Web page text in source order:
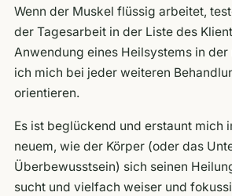
Wenn der Muskel flüssig arbeitet,
der Tagesarbeit in der Liste des
Anwendung eines Heilsystems in der
ich mich bei jeder weiteren
orientieren.
Es ist beglückend und erstaunt mich
neuem, wie der Körper (oder das
Überbewusstsein) sich seinen
sucht und vielfach weiser und